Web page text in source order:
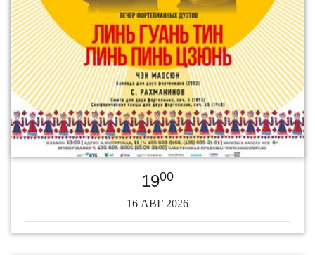
1900
16 АВГ 2026